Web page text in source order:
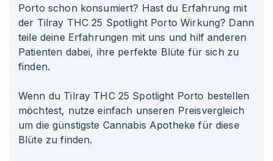
Porto schon konsumiert? Hast du Erfahrung mit
der Tilray THC 25 Spotlight Porto Wirkung? Dann
teile deine Erfahrungen mit uns und hilf anderen
Patienten dabei, ihre perfekte Blüte für sich zu
finden.
Wenn du Tilray THC 25 Spotlight Porto bestellen
möchtest, nutze einfach unseren Preisvergleich
um die günstigste Cannabis Apotheke für diese
Blüte zu finden.